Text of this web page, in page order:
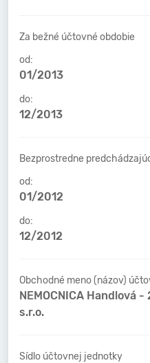
Za bežné účtovné obdobie
od:
01/2013
do:
12/2013
Bezprostredne
od:
01/2012
do:
12/2012
Obchodné meno (názov)
NEMOCNICA Handlová
s.r.o.
Sídlo účtovnej jednotky